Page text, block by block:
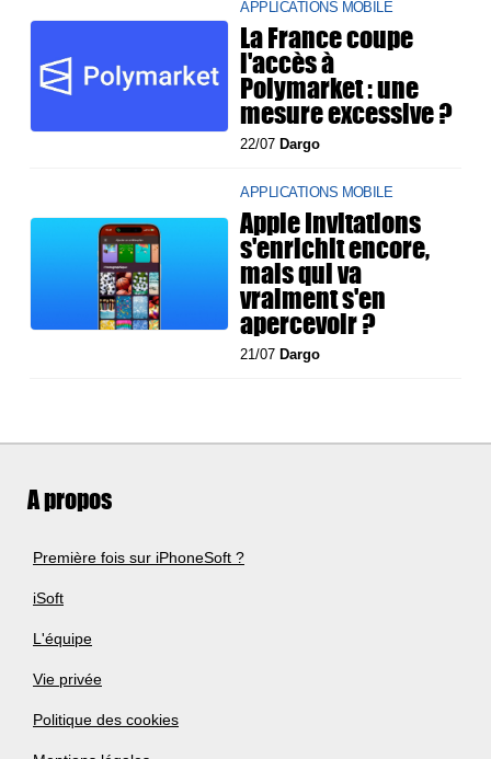
APPLICATIONS MOBILE
La France coupe
l'accès à
Polymarket : une
mesure excessive ?
22/07 Dargo
APPLICATIONS MOBILE
Apple Invitations
s'enrichit encore,
mais qui va
vraiment s'en
apercevoir ?
21/07 Dargo
A propos
Première fois sur iPhoneSoft ?
iSoft
L'équipe
Vie privée
Politique des cookies